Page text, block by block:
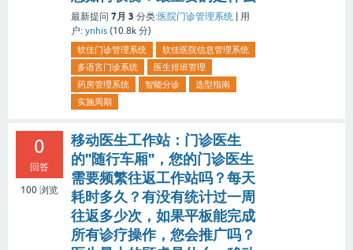
最新提问 7月 3 分类:医院门诊管理系统
用
户: ynhis (10.8k 分)
软佳门诊管理系统
软佳医院信息管理系统
多语言门诊系统
医生排班管理
药房管理系统
智能分诊
选型指南
实施周期
0
回答
100 浏览
移动医生工作站：门诊医生
的"随行车厢"，您的门诊医生
需要频繁往返工作站吗？每天
耗时多久？有没有统计过一周
往返多少次，如果平板能完成
所有诊疗操作，您会推广吗？